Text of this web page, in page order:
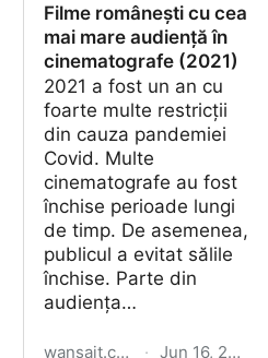
Filme românești cu cea
mai mare audiență în
cinematografe (2021)
2021 a fost un an cu
foarte multe restricții
din cauza pandemiei
Covid. Multe
cinematografe au fost
închise perioade lungi
de timp. De asemenea,
publicul a evitat sălile
închise. Parte din
audiența…
wansait.com · Jun 16, 2025